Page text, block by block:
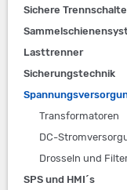
Sichere
Lasttrenner
Sicherungstechnik
Transformatoren
DC-
Drosseln und
SPS und HMI´s